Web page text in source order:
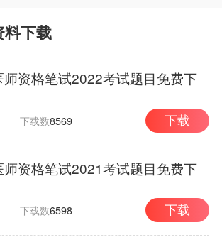
料下载
师资格笔试2022考试题目免费下
下载数8569 下载
师资格笔试2021考试题目免费下
下载数6598 下载